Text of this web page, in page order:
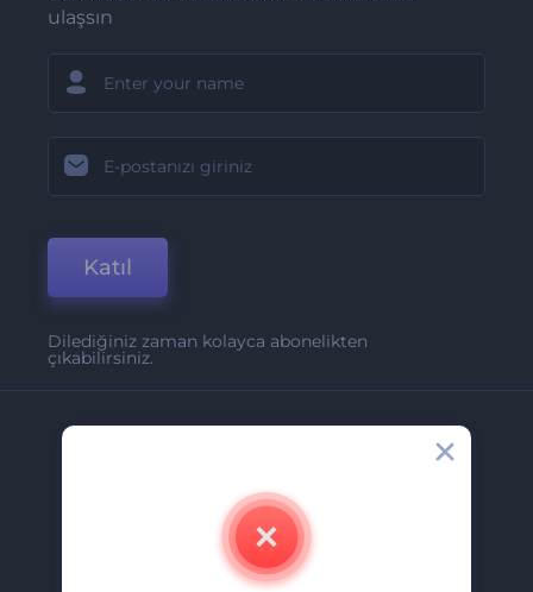
ulaşsın
Katıl
Dilediğiniz zaman kolayca abonelikten
çıkabilirsiniz.
İletişim
Kariyer